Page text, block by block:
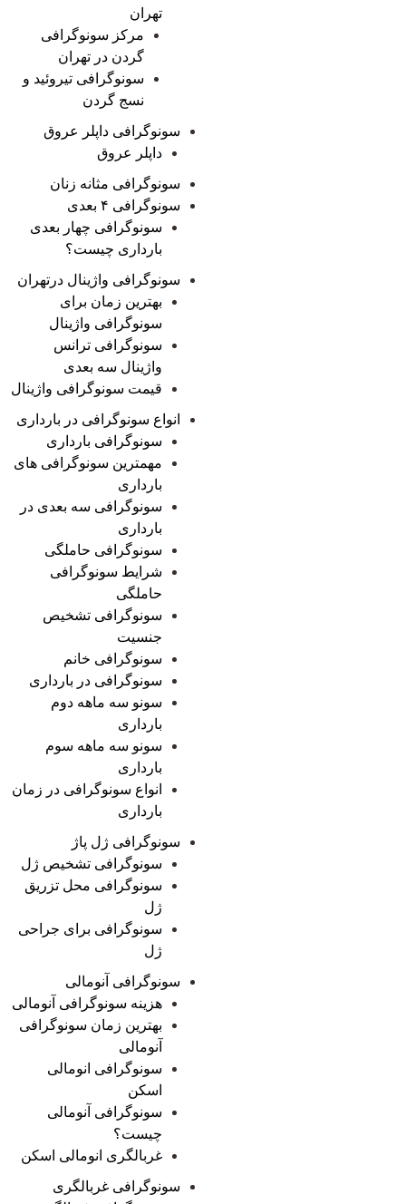
تهران
مرکز سونوگرافی
گردن در تهران
سونوگرافی تیروئید و
نسج گردن
سونوگرافی داپلر عروق
داپلر عروق
سونوگرافی مثانه زنان
سونوگرافی ۴ بعدی
سونوگرافی چهار بعدی
بارداری چیست؟
سونوگرافی واژینال درتهران
بهترین زمان برای
سونوگرافی واژینال
سونوگرافی ترانس
واژینال سه بعدی
قیمت سونوگرافی واژینال
انواع سونوگرافی در بارداری
سونوگرافی بارداری
مهمترین سونوگرافی های
بارداری
سونوگرافی سه بعدی در
بارداری
سونوگرافی حاملگی
شرایط سونوگرافی
حاملگی
سونوگرافی تشخیص
جنسیت
سونوگرافی خانم
سونوگرافی در بارداری
سونو سه ماهه دوم
بارداری
سونو سه ماهه سوم
بارداری
انواع سونوگرافی در زمان
بارداری
سونوگرافی ژل پاژ
سونوگرافی تشخیص ژل
سونوگرافی محل تزریق
ژل
سونوگرافی برای جراحی
ژل
سونوگرافی آنومالی
هزینه سونوگرافی آنومالی
بهترین زمان سونوگرافی
آنومالی
سونوگرافی انومالی
اسکن
سونوگرافی آنومالی
چیست؟
غربالگری انومالی اسکن
سونوگرافی غربالگری